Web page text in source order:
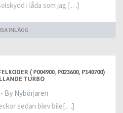
i låda som jag […]
INLÄGG
( P004900, P023600, P140700)
TURBO
By Nybörjaren
sedan blev bile[…]